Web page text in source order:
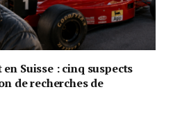
Suisse : cinq suspects
de recherches de